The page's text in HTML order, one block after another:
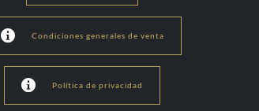
 Condiciones generales de venta
 Política de privacidad